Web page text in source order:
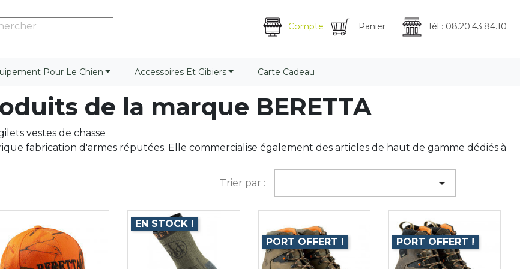
Compte Panier Tél : 08.20.43.84.10
Pour Le Chien Accessoires Et Gibiers Carte Cadeau
de la marque BERETTA
vestes de chasse
fabrication d'armes réputées. Elle commercialise également des articles de haut de gamme dédiés à
Trier par : 
EN STOCK !
PORT OFFERT !
PORT OFFERT !